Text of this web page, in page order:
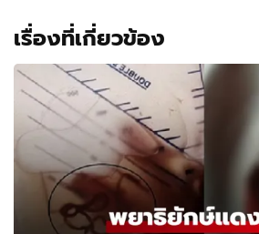
เรื่องที่เกี่ยวข้อง